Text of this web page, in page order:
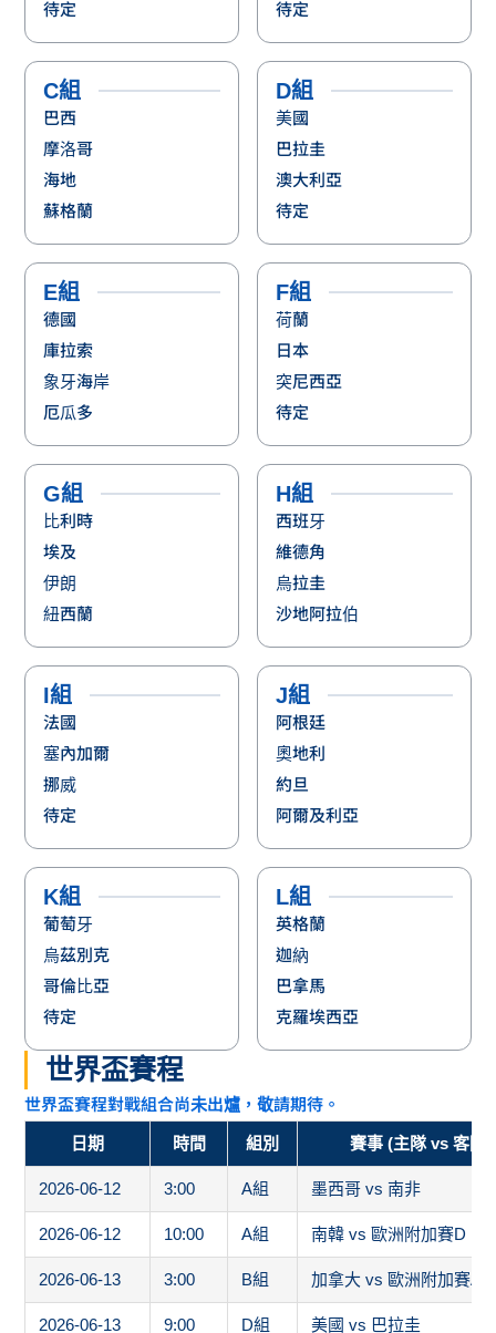
待定
待定
C組
巴西
摩洛哥
海地
蘇格蘭
D組
美國
巴拉圭
澳大利亞
待定
E組
德國
庫拉索
象牙海岸
厄瓜多
F組
荷蘭
日本
突尼西亞
待定
G組
比利時
埃及
伊朗
紐西蘭
H組
西班牙
維德角
烏拉圭
沙地阿拉伯
I組
法國
塞內加爾
挪威
待定
J組
阿根廷
奧地利
約旦
阿爾及利亞
K組
葡萄牙
烏茲別克
哥倫比亞
待定
L組
英格蘭
迦納
巴拿馬
克羅埃西亞
世界盃賽程
世界盃賽程對戰組合尚未出爐，敬請期待。
日期 時間 組別 賽事 (主隊 vs 客隊)
2026-06-12 3:00 A組 墨西哥 vs 南非
2026-06-12 10:00 A組 南韓 vs 歐洲附加賽D
2026-06-13 3:00 B組 加拿大 vs 歐洲附加賽A
2026-06-13 9:00 D組 美國 vs 巴拉圭